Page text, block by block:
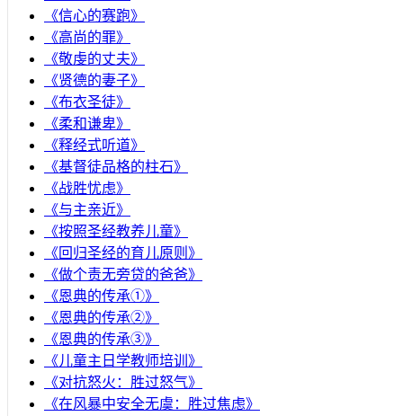
《信心的赛跑》
《高尚的罪》
《敬虔的丈夫》
《贤德的妻子》
《布衣圣徒》
《柔和谦卑》
《释经式听道》
《基督徒品格的柱石》
《战胜忧虑》
《与主亲近》
《按照圣经教养儿童》
《回归圣经的育儿原则》
《做个责无旁贷的爸爸》
《恩典的传承①》
《恩典的传承②》
《恩典的传承③》
《儿童主日学教师培训》
《对抗怒火：胜过怒气》
《在风暴中安全无虞：胜过焦虑》